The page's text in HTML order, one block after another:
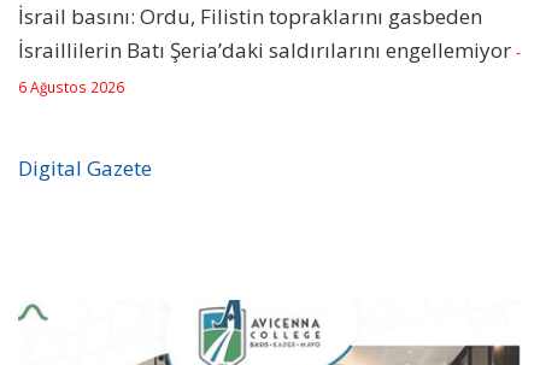
İsrail basını: Ordu, Filistin topraklarını gasbeden
İsraillilerin Batı Şeria’daki saldırılarını engellemiyor -
6 Ağustos 2026
Digital Gazete